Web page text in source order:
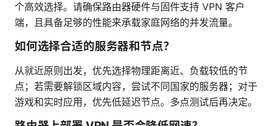
个高效选择。请确保路由器硬件与固件支持 VPN 客户
端，且具备足够的性能来承载家庭网络的并发流量。
如何选择合适的服务器和节点？
从就近原则出发，优先选择物理距离近、负载较低的节
点；若需要解锁区域内容，尝试不同国家的服务器；对于
游戏和实时应用，优先低延迟节点。多点测试后再决定。